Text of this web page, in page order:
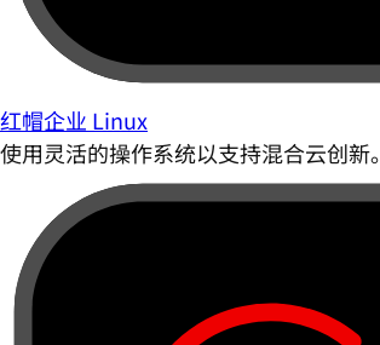
红帽企业 Linux
使用灵活的操作系统以支持混合云创新。